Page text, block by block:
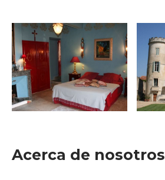
Acerca de nosotros